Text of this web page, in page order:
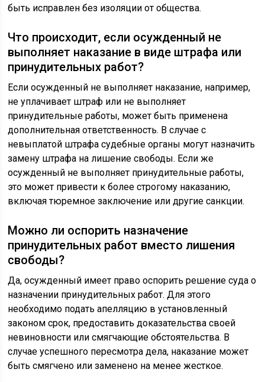
быть исправлен без изоляции от общества.
Что происходит, если осужденный не
выполняет наказание в виде штрафа или
принудительных работ?
Если осужденный не выполняет наказание, например,
не уплачивает штраф или не выполняет
принудительные работы, может быть применена
дополнительная ответственность. В случае с
невыплатой штрафа судебные органы могут назначить
замену штрафа на лишение свободы. Если же
осужденный не выполняет принудительные работы,
это может привести к более строгому наказанию,
включая тюремное заключение или другие санкции.
Можно ли оспорить назначение
принудительных работ вместо лишения
свободы?
Да, осужденный имеет право оспорить решение суда о
назначении принудительных работ. Для этого
необходимо подать апелляцию в установленный
законом срок, предоставить доказательства своей
невиновности или смягчающие обстоятельства. В
случае успешного пересмотра дела, наказание может
быть смягчено или заменено на менее жесткое.